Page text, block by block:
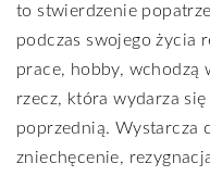
to stwierdzenie
podczas swojego życia
prace, hobby, wchodzą
rzecz, która wydarza
poprzednią. Wystarcza
zniechęcenie,